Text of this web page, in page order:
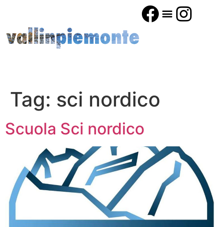
Tag: sci nordico
Scuola Sci nordico